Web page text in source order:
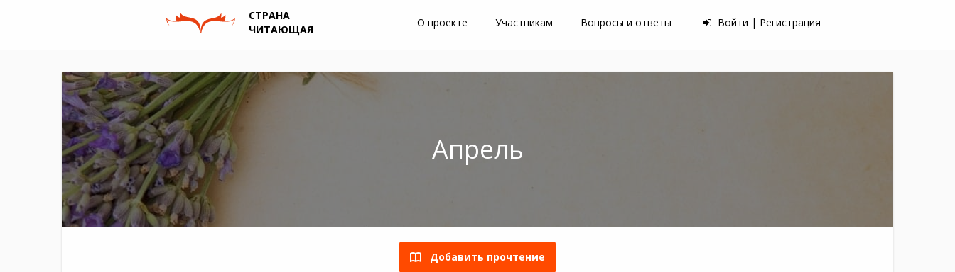
СТРАНА
ЧИТАЮЩАЯ
О проекте Участникам Вопросы и ответы Войти | Регистрация
Апрель
Добавить прочтение